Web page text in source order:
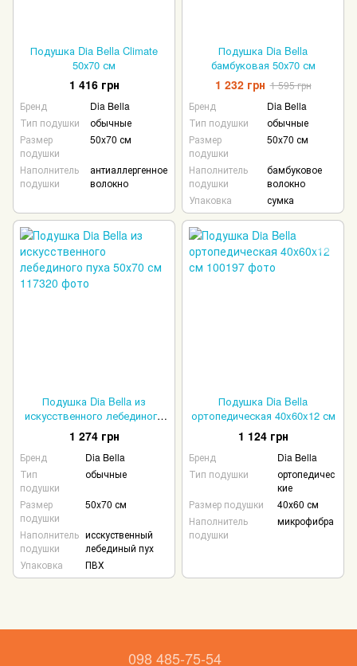
Подушка Dia Bella Climate
50х70 см
1 416 грн
Бренд
Dia Bella
Тип подушки
обычные
Размер
подушки
50x70 см
Наполнитель
подушки
антиаллергенное
волокно
Подушка Dia Bella
бамбуковая 50х70 см
1 232 грн 1 595 грн
Бренд
Dia Bella
Тип подушки
обычные
Размер
подушки
50x70 см
Наполнитель
подушки
бамбуковое
волокно
Упаковка
сумка
Подушка Dia Bella из
искусственного лебединого
пуха 50х70 см
1 274 грн
Бренд
Dia Bella
Тип
подушки
обычные
Размер
подушки
50x70 см
Наполнитель
подушки
исскуственный
лебединый пух
Упаковка
ПВХ
Подушка Dia Bella
ортопедическая 40x60x12 см
1 124 грн
Бренд
Dia Bella
Тип подушки
ортопедичес
кие
Размер подушки
40х60 см
Наполнитель
подушки
микрофибра
098 485-75-54